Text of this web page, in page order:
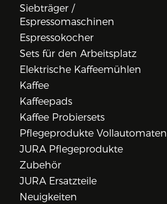
Siebträger /
Espressomaschinen
Espressokocher
Sets für den Arbeitsplatz
Elektrische Kaffeemühlen
Kaffee
Kaffeepads
Kaffee Probiersets
Pflegeprodukte Vollautomaten
JURA Pflegeprodukte
Zubehör
JURA Ersatzteile
Neuigkeiten